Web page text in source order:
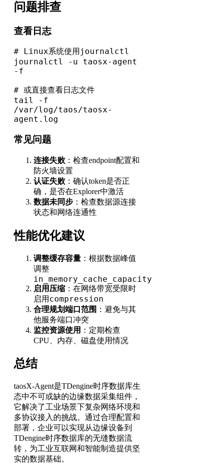
问题排查
查看日志
# Linux系统使用journalctl
journalctl -u taosx-agent
-f
# 或直接查看日志文件
tail -f
/var/log/taos/taosx-
agent.log
常见问题
连接失败 ：检查endpoint配置和
防火墙设置
认证失败 ：确认token是否正
确，是否在Explorer中激活
数据未同步 ：检查数据源连接
状态和网络连通性
性能优化建议
调整缓存容量 ：根据数据峰值
调整
in_memory_cache_capacity
启用压缩 ：在网络带宽受限时
启用 compression
合理规划端口范围 ：避免与其
他服务端口冲突
监控资源使用 ：定期检查
CPU、内存、磁盘使用情况
总结
taosX-Agent是TDengine时序数据库生
态中不可或缺的边缘数据采集组件，
它解决了工业场景下复杂网络环境和
多协议接入的挑战。通过合理配置和
部署，企业可以实现从边缘设备到
TDengine时序数据库的无缝数据流
转，为工业互联网和智能制造提供坚
实的数据基础。